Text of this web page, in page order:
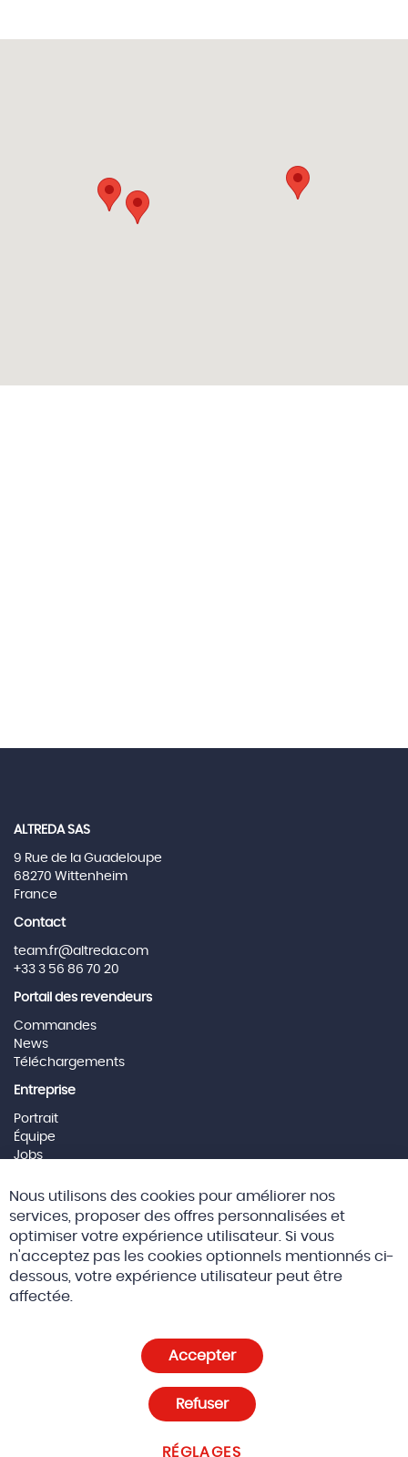
ALTREDA SAS
9 Rue de la Guadeloupe
68270 Wittenheim
France
Contact
team.fr@altreda.com
+33 3 56 86 70 20
Portail des revendeurs
Commandes
News
Téléchargements
Entreprise
Portrait
Équipe
Jobs
Social Media
© 2026 Altreda SAS CGV
Paramètres des cookies
Nous utilisons des cookies pour améliorer nos
services, proposer des offres personnalisées et
optimiser votre expérience utilisateur. Si vous
n'acceptez pas les cookies optionnels mentionnés ci-
dessous, votre expérience utilisateur peut être
affectée.
Accepter
RÉGLAGES
Refuser